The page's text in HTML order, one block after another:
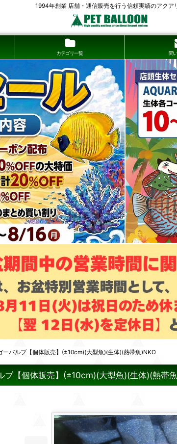
1994年創業 店舗・通信販売を行う信頼実績のアクア
カテゴリ一覧 問
ーバルブ【個体販売】(±10cm)(大型魚)(生体)(熱帯魚)NKO
ブ【個体販売】(±10cm)(大型魚)(生体)(熱帯